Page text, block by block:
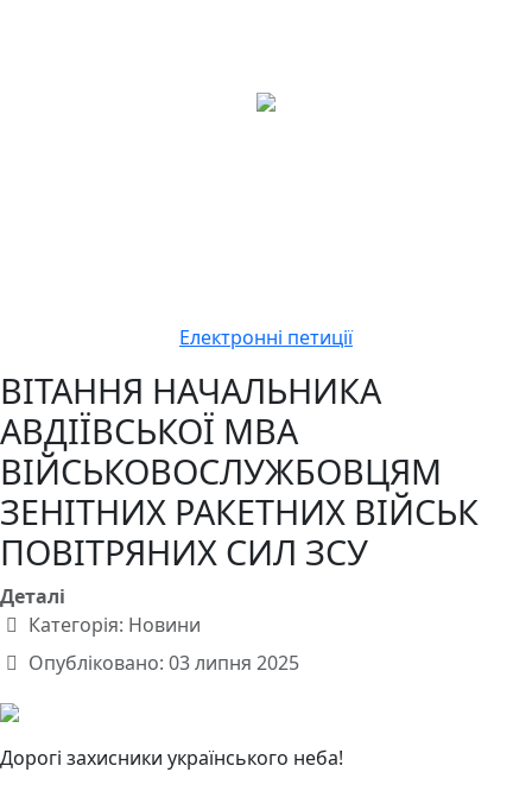
Електронні петиції
ВІТАННЯ НАЧАЛЬНИКА
АВДІЇВСЬКОЇ МВА
ВІЙСЬКОВОСЛУЖБОВЦЯМ
ЗЕНІТНИХ РАКЕТНИХ ВІЙСЬК
ПОВІТРЯНИХ СИЛ ЗСУ
Деталі
Категорія: Новини
Опубліковано: 03 липня 2025
Дорогі захисники українського неба!